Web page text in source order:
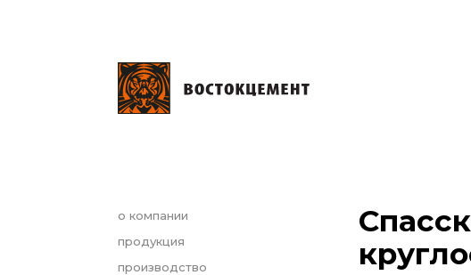
о компании
продукция
производство